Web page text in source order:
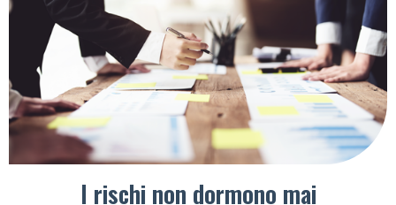
I rischi non dormono mai